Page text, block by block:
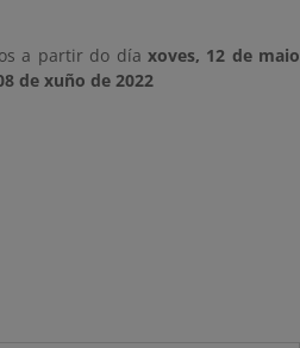
a partir do día xoves, 12 de maio
de xuño de 2022